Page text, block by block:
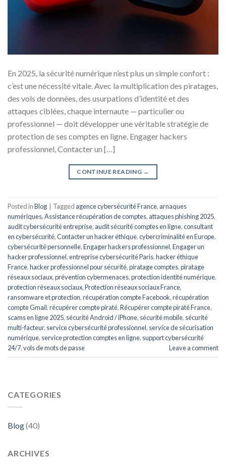
En 2025, la sécurité numérique n’est plus un simple confort :
c’est une nécessité vitale. Avec la multiplication des piratages,
des vols de données, des usurpations d’identité et des
attaques ciblées, chaque internaute — particulier ou
professionnel — doit développer une véritable stratégie de
protection de ses comptes en ligne. Engager hackers
professionnel, Contacter un […]
CONTINUE READING →
Posted inBlog Tagged agence cybersécurité France, arnaques
numériques,Assistance récupération de comptes, attaques phishing 2025,
audit cybersécurité entreprise, audit sécurité comptes en ligne,consultant
en cybersécurité,Contacter un hacker éthique,cybercriminalité en Europe,
cybersécurité personnelle,Engager hackers professionnel,Engager un
hacker professionnel,entreprise cybersécurité Paris,hacker éthique
France,hacker professionnel pour sécurité,piratage comptes,piratage
réseaux sociaux,prévention cybermenaces,protection identité numérique,
protection réseaux sociaux,Protection réseaux sociaux France,
ransomware et protection,récupération compte Facebook,récupération
compte Gmail,récupérer compte piraté,Récupérer compte piraté France,
scams en ligne 2025, sécurité Android / iPhone, sécurité mobile, sécurité
multi-facteur, service cybersécurité professionnel, service de sécurisation
numérique, service protection comptes en ligne, support cybersécurité
24/7,vols de mots de passe Leave a comment
CATEGORIES
Blog(40)
ARCHIVES